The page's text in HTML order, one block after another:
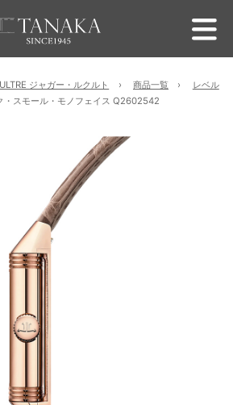
ジャガー・ルクルト 商品一覧
レベル
・スモール・モノフェイス Q2602542